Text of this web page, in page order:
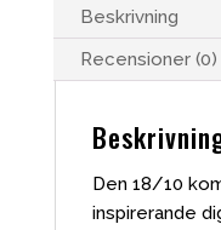
mängd
Beskrivning
Recensioner (0)
Den 18/10
inspirerande